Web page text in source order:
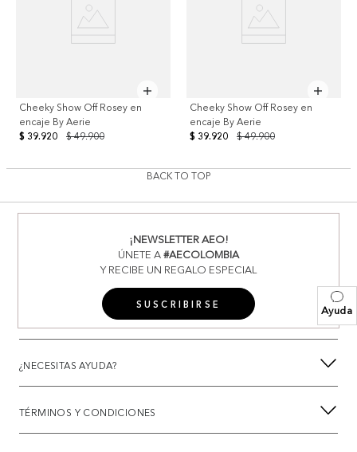
Ayuda
Cheeky Show Off Rosey en
encaje By Aerie
$ 49.900
$ 39.920
Cheeky Show Off Rosey en
encaje By Aerie
$ 49.900
$ 39.920
BACK TO TOP
¡NEWSLETTER AEO!
ÚNETE A#AECOLOMBIA
Y RECIBE UN REGALO ESPECIAL
SUSCRIBIRSE
¿NECESITAS AYUDA?
TÉRMINOS Y CONDICIONES